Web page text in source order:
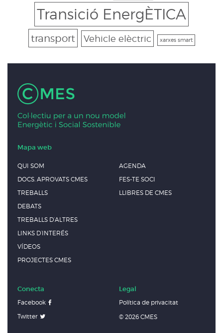
Transició EnergÈTICA
transport Vehicle elèctric xarxes smart
Mapa web
QUI SOM
DOCS. APROVATS CMES
TREBALLS
DEBATS
TREBALLS D’ALTRES
LINKS D’INTERÉS
VÍDEOS
PROJECTES CMES
AGENDA
FES-TE SOCI
LLIBRES DE CMES
Conecta
Facebook
Twitter
Legal
Política de privacitat
© 2026 CMES